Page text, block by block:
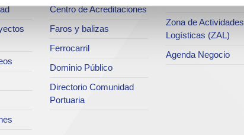
Centro de Acreditaciones
Faros y balizas
Ferrocarril
Dominio Público
Directorio Comunidad
Portuaria
Zona de Actividades
Logísticas (ZAL)
Agenda Negocio